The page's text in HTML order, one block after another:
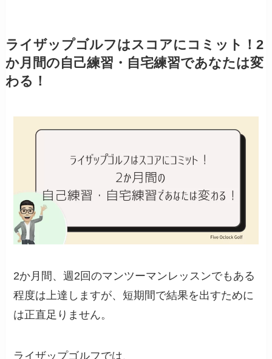
ライザップゴルフはスコアにコミット！2
か月間の自己練習・自宅練習であなたは変
わる！
2か月間、週2回のマンツーマンレッスンでもある
程度は上達しますが、短期間で結果を出すために
は正直足りません。
ライザップゴルフでは、